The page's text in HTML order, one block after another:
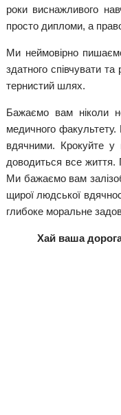
роки виснажливого
просто дипломи, а
Ми неймовірно
здатного співчувати
тернистий шлях.
Бажаємо вам ніколи
медичного
вдячними. Крокуйте у
доводиться все життя.
Ми бажаємо вам
щирої людської
глибоке моральне
Хай ваша